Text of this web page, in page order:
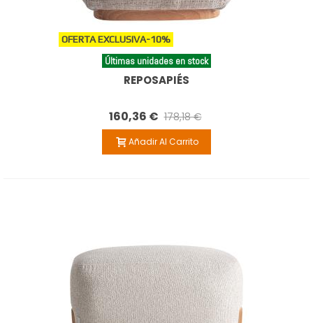
OFERTA EXCLUSIVA-10%
Últimas unidades en stock
REPOSAPIÉS
160,36 € 178,18 €
Añadir Al Carrito